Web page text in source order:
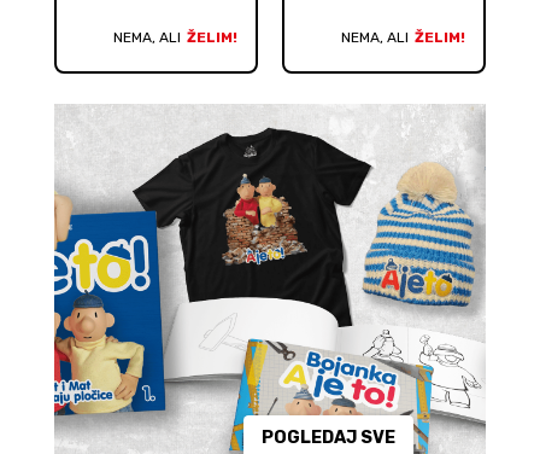
NEMA, ALI ŽELIM! NEMA, ALI ŽELIM!
POGLEDAJ SVE